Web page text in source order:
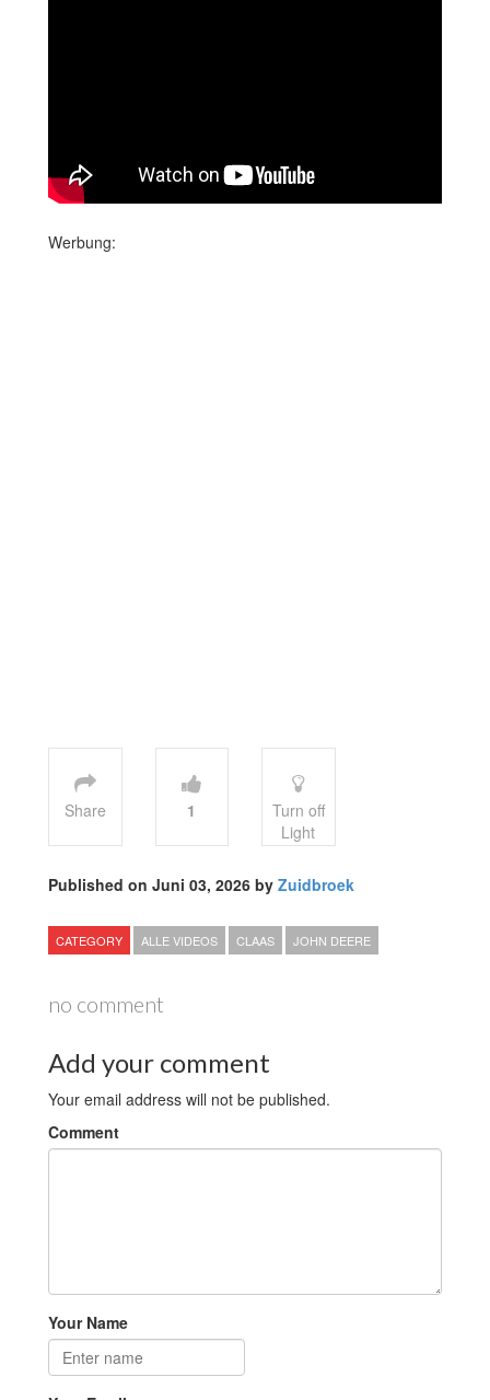
Werbung:
Share 1
Turn off
Light
Published on Juni 03, 2026 by Zuidbroek
CATEGORY ALLE VIDEOS CLAAS JOHN DEERE
no comment
Add your comment
Your email address will not be published.
Comment
Your Name